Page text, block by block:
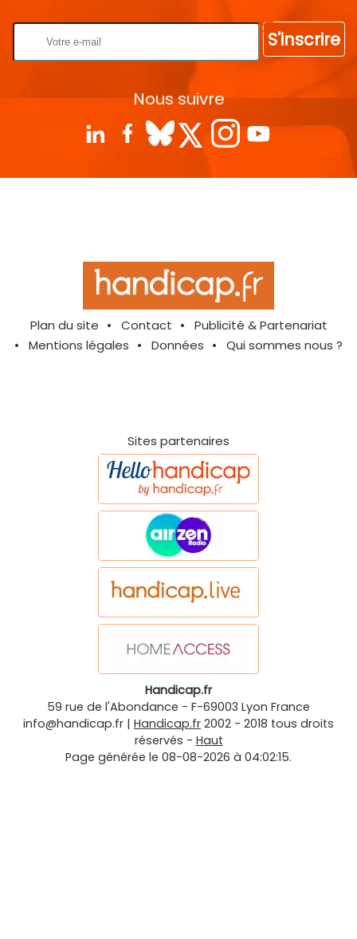
S'inscrire
Nous suivre
Plan du site Contact
Publicité & Partenariat
Mentions légales
Données Qui sommes nous ?
Sites partenaires
Handicap.fr
59 rue de l'Abondance - F-69003 Lyon France
info@handicap.fr | Handicap.fr 2002 - 2018 tous droits
réservés - Haut
Page générée le 08-08-2026 à 04:02:15.